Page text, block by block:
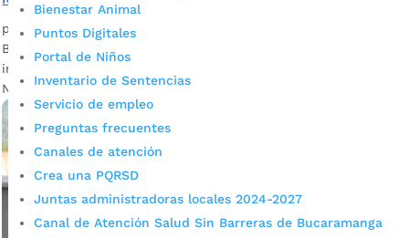
Bienestar Animal
Puntos Digitales
Portal de Niños
Inventario de Sentencias
Servicio de empleo
Preguntas frecuentes
Canales de atención
Crea una PQRSD
Juntas administradoras locales 2024-2027
Canal de Atención Salud Sin Barreras de Bucaramanga
por admin_prensa|Jun 10, 2026
Bucaramanga adopta medidas extraordinarias para prevenir
incendios y proteger el recurso hídrico ante el Fenómeno del
Niño. La Administración...